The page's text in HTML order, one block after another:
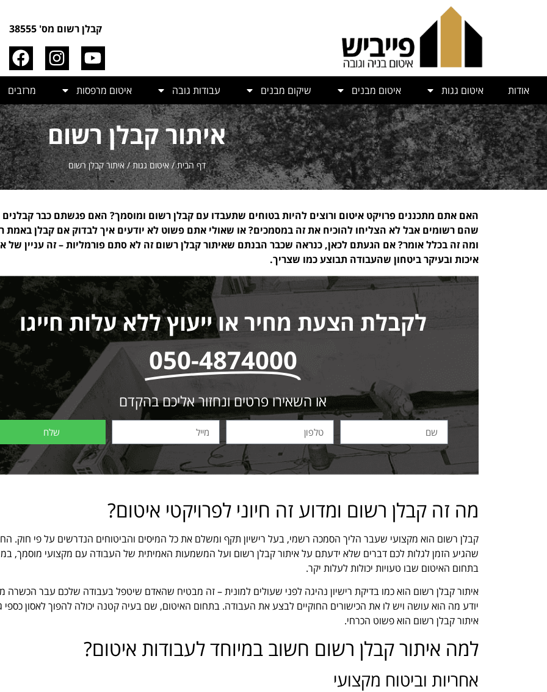
קבלן רשום מס' 38555
אודות איטום גגות איטום מבנים שיקום מבנים עבודות גובה איטום מרפסות מרזבים
איתור קבלן רשום
דף הבית/איטום גגות/איתור קבלן רשום
האם אתם מתכננים פרויקט איטום ורוצים להיות בטוחים שתעבדו עם קבלן רשום ומוסמך? האם פגשתם כבר
שהם רשומים אבל לא הצליחו להוכיח את זה במסמכים? או שאולי אתם פשוט לא יודעים איך לבדוק אם קבלן באמת
ומה זה בכלל אומר? אם הגעתם לכאן, כנראה שכבר הבנתם שאיתור קבלן רשום זה לא סתם פורמליות – זה עניין של
איכות ובעיקר ביטחון שהעבודה תבוצע כמו שצריך.
לקבלת הצעת מחיר או ייעוץ ללא עלות חייגו
050-4874000
או השאירו פרטים ונחזור אליכם בהקדם
שלח
מה זה קבלן רשום ומדוע זה חיוני לפרויקטי איטום?
קבלן רשום הוא מקצועי שעבר הליך הסמכה רשמי, בעל רישיון תקף ומשלם את כל המיסים והביטוחים הנדרשים על פי חוק.
שהגיע הזמן לגלות לכם דברים שלא ידעתם על איתור קבלן רשום ועל המשמעות האמיתית של העבודה עם מקצועי מוסמך,
בתחום האיטום שבו טעויות יכולות לעלות יקר.
איתור קבלן רשום הוא כמו בדיקת רישיון נהיגה לפני שעולים למונית – זה מבטיח שהאדם שיטפל בעבודה שלכם עבר הכשרה
יודע מה הוא עושה ויש לו את הכישורים החוקיים לבצע את העבודה. בתחום האיטום, שם בעיה קטנה יכולה להפוך לאסון כספי
איתור קבלן רשום הוא פשוט הכרחי.
למה איתור קבלן רשום חשוב במיוחד לעבודות איטום?
אחריות וביטוח מקצועי